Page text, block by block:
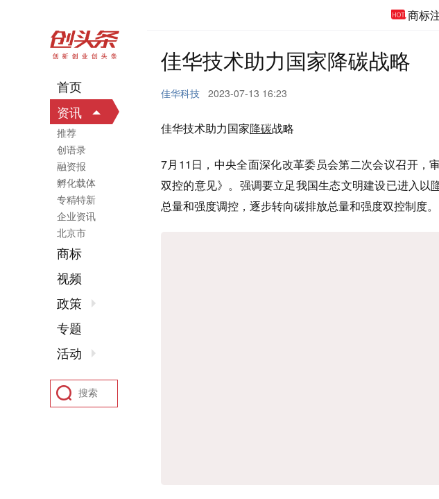
商标
佳华技术助力国家降碳战略
佳华科技 2023-07-13 16:23
佳华技术助力国家降碳战略
7月11日，中央全面深化改革委员会第二次会议召开，
双控的意见》。强调要立足我国生态文明建设已进入以
总量和强度调控，逐步转向碳排放总量和强度双控制度。
首页
资讯
推荐
创语录
融资报
孵化载体
专精特新
企业资讯
北京市
商标
视频
政策
专题
活动